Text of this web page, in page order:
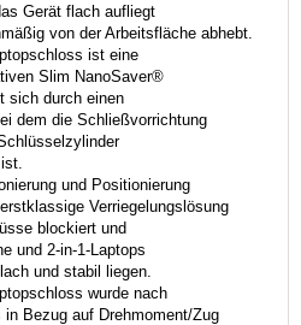
Gerät flach aufliegt
von der Arbeitsfläche abhebt.
ist eine
Slim NanoSaver®
sich durch einen
dem die Schließvorrichtung
und Positionierung
Verriegelungslösung
blockiert und
und 2-in-1-Laptops
und stabil liegen.
wurde nach
Bezug auf Drehmoment/Zug